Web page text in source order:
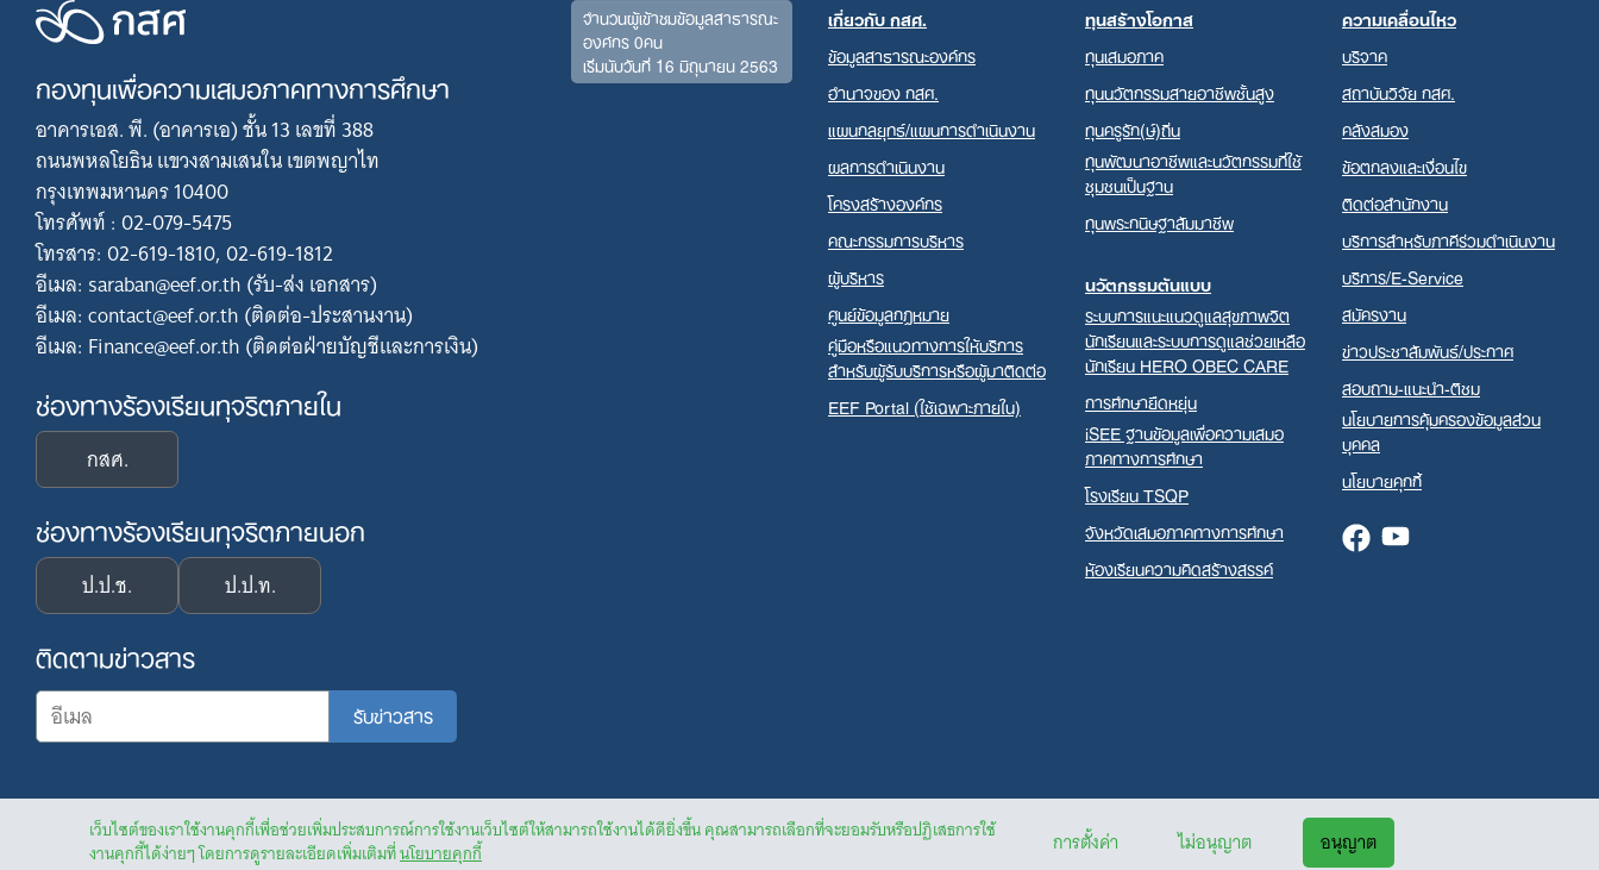
เว็บไซต์ของเราใช้งานคุกกี้เพื่อช่วยเพิ่มประสบการณ์การใช้งานเว็บไซต์ให้สามารถใช้งานได้ดียิ่งขึ้น คุณสามารถเลือกที่จะยอมรับหรือปฏิเสธการใช้
งานคุกกี้ได้ง่ายๆ โดยการดูรายละเอียดเพิ่มเติมที่นโยบายคุกกี้ การตั้งค่า ไม่อนุญาต อนุญาต
กองทุนเพื่อความเสมอภาคทางการศึกษา
อาคารเอส. พี. (อาคารเอ) ชั้น 13 เลขที่ 388
ถนนพหลโยธิน แขวงสามเสนใน เขตพญาไท
กรุงเทพมหานคร 10400
โทรศัพท์ : 02-079-5475
โทรสาร: 02-619-1810, 02-619-1812
อีเมล: saraban@eef.or.th (รับ-ส่ง เอกสาร)
อีเมล: contact@eef.or.th (ติดต่อ-ประสานงาน)
อีเมล: Finance@eef.or.th (ติดต่อฝ่ายบัญชีและการเงิน)
ช่องทางร้องเรียนทุจริตภายใน
กสศ.
ช่องทางร้องเรียนทุจริตภายนอก
ป.ป.ช. ป.ป.ท.
ติดตามข่าวสาร
จำนวนผู้เข้าชมข้อมูลสาธารณะ
องค์กร 0คน
เริ่มนับวันที่ 16 มิถุนายน 2563
เกี่ยวกับ กสศ.
ข้อมูลสาธารณะองค์กร
อำนาจของ กสศ.
แผนกลยุทธ์/แผนการดำเนินงาน
ผลการดำเนินงาน
โครงสร้างองค์กร
คณะกรรมการบริหาร
ผู้บริหาร
ศูนย์ข้อมูลกฎหมาย
คู่มือหรือแนวทางการให้บริการ
สำหรับผู้รับบริการหรือผู้มาติดต่อ
EEF Portal (ใช้เฉพาะภายใน)
ทุนสร้างโอกาส
ทุนเสมอภาค
ทุนนวัตกรรมสายอาชีพชั้นสูง
ทุนครูรัก(ษ์)ถิ่น
ทุนพัฒนาอาชีพและนวัตกรรมที่ใช้
ชุมชนเป็นฐาน
ทุนพระกนิษฐาสัมมาชีพ
นวัตกรรมต้นแบบ
ระบบการแนะแนวดูแลสุขภาพจิต
นักเรียนและระบบการดูแลช่วยเหลือ
นักเรียน HERO OBEC CARE
การศึกษายืดหยุ่น
iSEE ฐานข้อมูลเพื่อความเสมอ
ภาคทางการศึกษา
โรงเรียน TSQP
จังหวัดเสมอภาคทางการศึกษา
ห้องเรียนความคิดสร้างสรรค์
ความเคลื่อนไหว
บริจาค
สถาบันวิจัย กสศ.
คลังสมอง
ข้อตกลงและเงื่อนไข
ติดต่อสำนักงาน
บริการสำหรับภาคีร่วมดำเนินงาน
บริการ/E-Service
สมัครงาน
ข่าวประชาสัมพันธ์/ประกาศ
สอบถาม-แนะนำ-ติชม
นโยบายการคุ้มครองข้อมูลส่วน
บุคคล
นโยบายคุกกี้
FacebookYoutube